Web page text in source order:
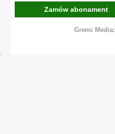
Zamów abonament
Gremi Media: